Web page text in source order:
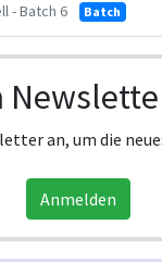
- Batch 6
Batch
an, um die
Anmelden